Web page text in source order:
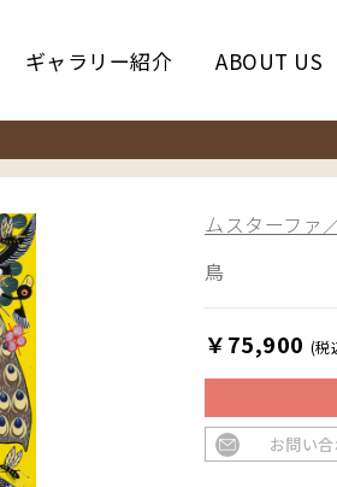
ギャラリー紹介 ABOUT US
ムスターファ
鳥
￥75,900 (税
お問い